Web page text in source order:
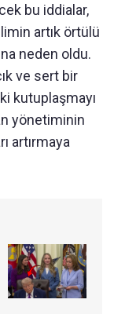
bu iddialar,
artık örtülü
neden oldu.
ve sert bir
kutuplaşmayı
yönetiminin
artırmaya